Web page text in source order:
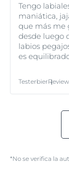
Tengo
maniática,
que más me
desde luego
labios
es
TesterbierReview
*No se verifica la